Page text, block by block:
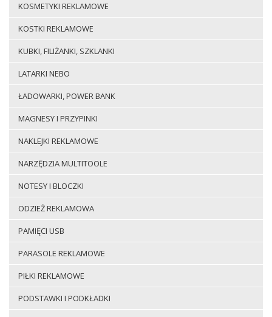
KOSMETYKI REKLAMOWE
KOSTKI REKLAMOWE
KUBKI, FILIŻANKI, SZKLANKI
LATARKI NEBO
ŁADOWARKI, POWER BANK
MAGNESY I PRZYPINKI
NAKLEJKI REKLAMOWE
NARZĘDZIA MULTITOOLE
NOTESY I BLOCZKI
ODZIEŻ REKLAMOWA
PAMIĘCI USB
PARASOLE REKLAMOWE
PIŁKI REKLAMOWE
PODSTAWKI I PODKŁADKI